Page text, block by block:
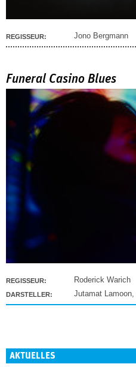
REGISSEUR: Jono Bergmann
Funeral Casino Blues
REGISSEUR: Roderick Warich
DARSTELLER: Jutamat Lamoon,
AKTUELLES